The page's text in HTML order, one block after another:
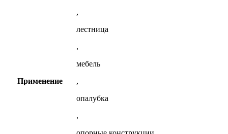
Применение
,
лестница
,
мебель
,
опалубка
,